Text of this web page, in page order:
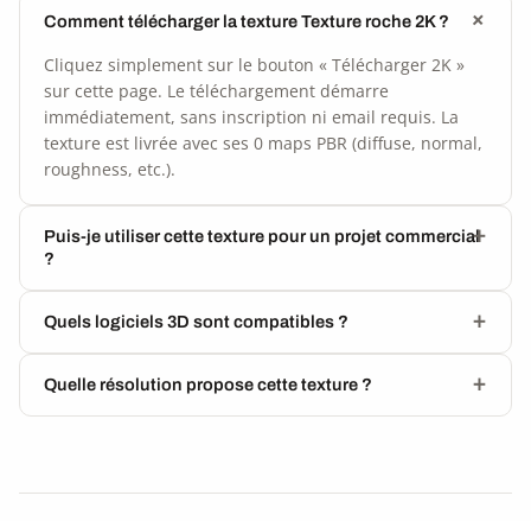
Comment télécharger la texture Texture roche 2K ?
Cliquez simplement sur le bouton « Télécharger 2K »
sur cette page. Le téléchargement démarre
immédiatement, sans inscription ni email requis. La
texture est livrée avec ses 0 maps PBR (diffuse, normal,
roughness, etc.).
Puis-je utiliser cette texture pour un projet commercial
?
Quels logiciels 3D sont compatibles ?
Quelle résolution propose cette texture ?